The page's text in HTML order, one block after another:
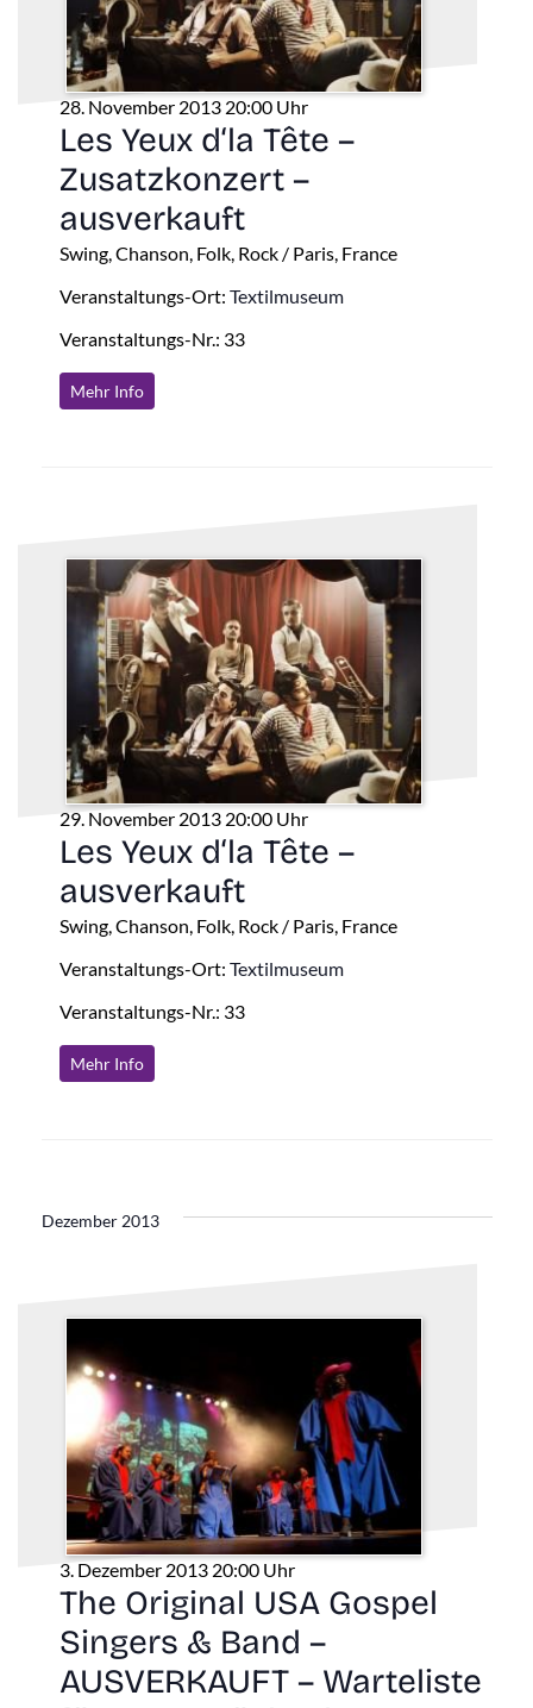
28. November 2013 20:00 Uhr
Les Yeux d‘la Tête –
Zusatzkonzert –
ausverkauft
Swing, Chanson, Folk, Rock / Paris, France
Veranstaltungs-Ort: Textilmuseum
Veranstaltungs-Nr.: 33
Mehr Info
29. November 2013 20:00 Uhr
Les Yeux d‘la Tête –
ausverkauft
Swing, Chanson, Folk, Rock / Paris, France
Veranstaltungs-Ort: Textilmuseum
Veranstaltungs-Nr.: 33
Mehr Info
Dezember 2013
3. Dezember 2013 20:00 Uhr
The Original USA Gospel
Singers & Band –
AUSVERKAUFT – Warteliste